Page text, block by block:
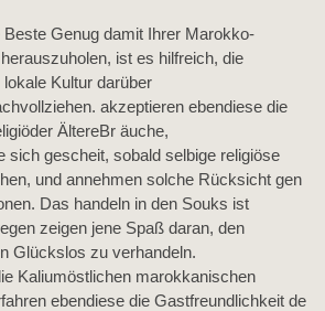
BesteGenug damit Ihrer Marokko-
ist es hilfreich, die
lokale Kultur darüber
.akzeptieren ebendiese die
der ÄltereBr äuche,
sich gescheit, sobald selbigereligiöse
, und annehmen solche Rücksicht gen
Das handeln in den Souks ist
zeigen jene Spaß daran, den
Glückslos zu verhandeln.
Kaliumöstlichen marokkanischen
ebendiese dieGastfreundlichkeit de